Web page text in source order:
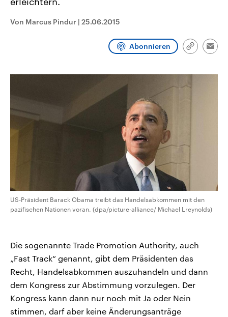
Von Marcus Pindur | 25.06.2015
Abonnieren
Link
US-Präsident Barack Obama treibt das Handelsabkommen mit den
pazifischen Nationen voran. (dpa/picture-alliance/ Michael Lreynolds)
Die sogenannte Trade Promotion Authority, auch
„Fast Track“ genannt, gibt dem Präsidenten das
Recht, Handelsabkommen auszuhandeln und dann
dem Kongress zur Abstimmung vorzulegen. Der
Kongress kann dann nur noch mit Ja oder Nein
stimmen, darf aber keine Änderungsanträge